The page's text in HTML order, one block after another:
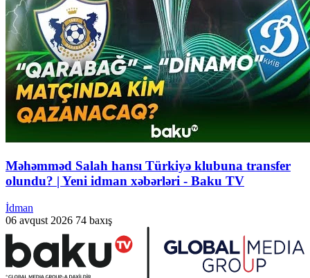
Məhəmməd Salah hansı Türkiyə klubuna transfer
olundu? | Yeni idman xəbərləri - Baku TV
İdman
06 avqust 2026 74 baxış